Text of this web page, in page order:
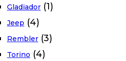
Gladiador (1)
Jeep (4)
Rembler (3)
Torino (4)